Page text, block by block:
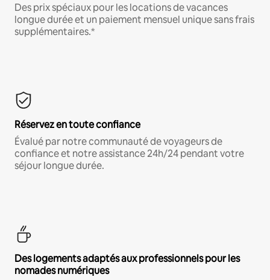
Des prix spéciaux pour les locations de vacances
longue durée et un paiement mensuel unique sans frais
supplémentaires.*
Réservez en toute confiance
Évalué par notre communauté de voyageurs de
confiance et notre assistance 24h/24 pendant votre
séjour longue durée.
Des logements adaptés aux professionnels pour les
nomades numériques